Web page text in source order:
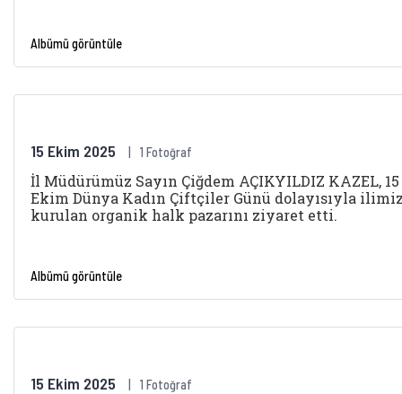
Albümü görüntüle
15 Ekim 2025 1 Fotoğraf
İl Müdürümüz Sayın Çiğdem AÇIKYILDIZ KAZEL, 15
Ekim Dünya Kadın Çiftçiler Günü dolayısıyla
kurulan organik halk pazarını ziyaret etti.
Albümü görüntüle
15 Ekim 2025 1 Fotoğraf